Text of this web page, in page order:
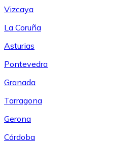
Vizcaya
La Coruña
Asturias
Pontevedra
Granada
Tarragona
Gerona
Córdoba